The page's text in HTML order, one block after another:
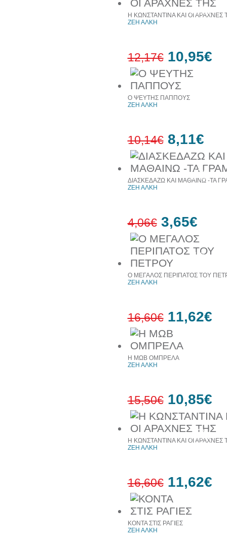
10%
έκπτωση
Η ΚΩΝΣΤΑΝΤΙΝΑ ΚΑΙ ΟΙ ΑΡΑΧΝΕΣ
ΖΕΗ ΑΛΚΗ
12,17€ 10,95€
20%
έκπτωση
Ο ΨΕΥΤΗΣ ΠΑΠΠΟΥΣ
ΖΕΗ ΑΛΚΗ
10,14€ 8,11€
10%
ΔΙΑΣΚΕΔΑΖΩ ΚΑΙ ΜΑΘΑΙΝΩ -ΤΑ
ΖΕΗ ΑΛΚΗ
4,06€ 3,65€
Ο ΜΕΓΑΛΟΣ ΠΕΡΙΠΑΤΟΣ ΤΟΥ
ΖΕΗ ΑΛΚΗ
16,60€ 11,62€
30%
έκπτωση
web
Η ΜΩΒ ΟΜΠΡΕΛΑ
ΖΕΗ ΑΛΚΗ
15,50€ 10,85€
Η ΚΩΝΣΤΑΝΤΙΝΑ ΚΑΙ ΟΙ ΑΡΑΧΝΕΣ
ΖΕΗ ΑΛΚΗ
16,60€ 11,62€
ΚΟΝΤΑ ΣΤΙΣ ΡΑΓΙΕΣ
ΖΕΗ ΑΛΚΗ